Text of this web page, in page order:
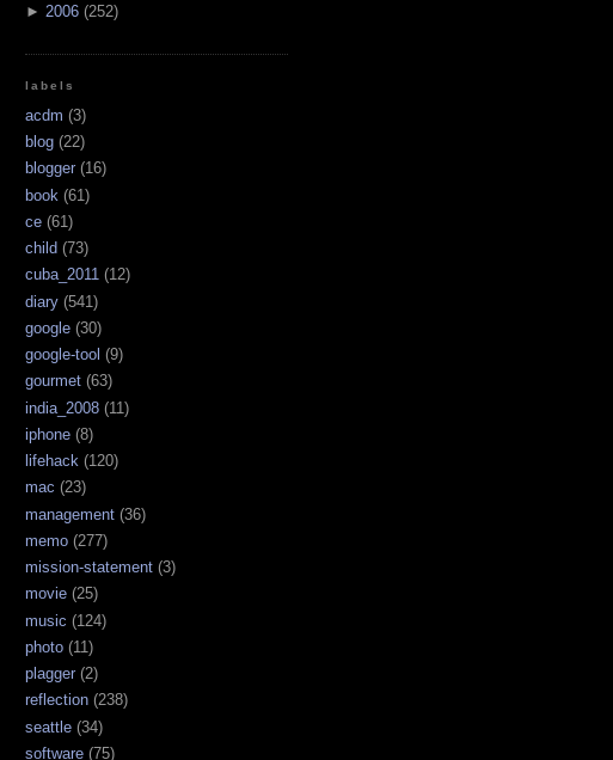
► 2006 (252)
labels
acdm (3)
blog (22)
blogger (16)
book (61)
ce (61)
child (73)
cuba_2011 (12)
diary (541)
google (30)
google-tool (9)
gourmet (63)
india_2008 (11)
iphone (8)
lifehack (120)
mac (23)
management (36)
memo (277)
mission-statement (3)
movie (25)
music (124)
photo (11)
plagger (2)
reflection (238)
seattle (34)
software (75)